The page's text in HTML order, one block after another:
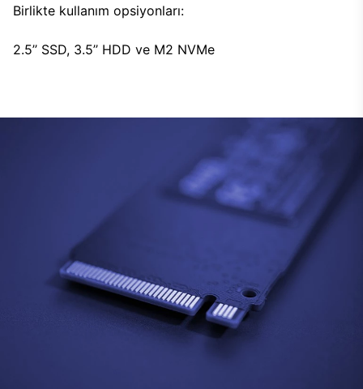
Birlikte kullanım opsiyonları:
2.5’’ SSD, 3.5’’ HDD ve M2 NVMe